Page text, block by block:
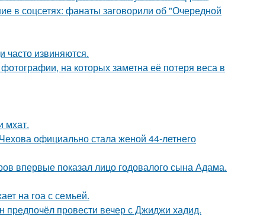
в соцсетях: фанаты заговорили об "Очередной
извиняются.
на которых заметна её потеря веса в
мхат.
официально стала женой 44-летнего
впервые показал лицо годовалого сына Адама.
на гоа с семьей.
провести вечер с Джиджи хадид.